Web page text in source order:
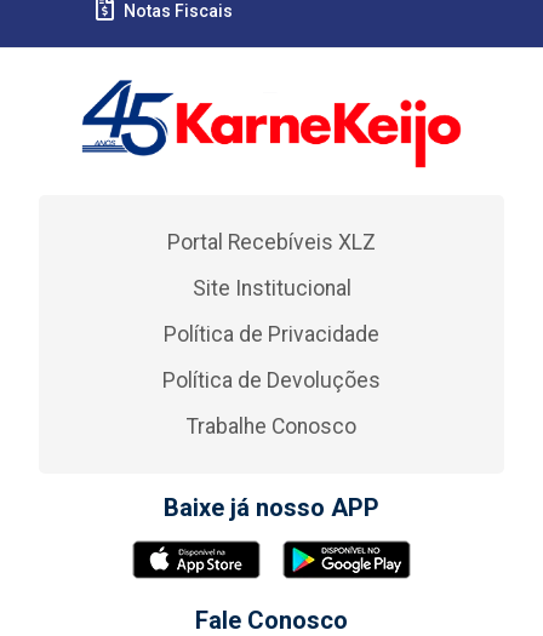
Notas Fiscais
Portal Recebíveis XLZ
Site Institucional
Política de Privacidade
Política de Devoluções
Trabalhe Conosco
Baixe já nosso APP
Fale Conosco